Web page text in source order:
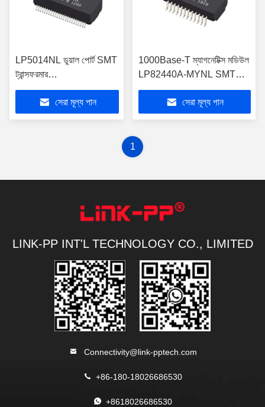
LP5014NL ডুয়াল পোর্ট SMT
ট্রান্সফরমার
10/100/1000BASE-T
ইথারনেটের জন্যসেরা মূল্য পান
1000Base-T ম্যাগনেটিক্স মডিউল
LP82440A-MYNL SMT
PoE অ্যাপ্লিকেশনের জন্য
সেরা মূল্য পান
1
LINK-PP INT'L TECHNOLOGY CO., LIMITED
Connectivity@link-pptech.com
+86-180-18026686530
+8618026686530